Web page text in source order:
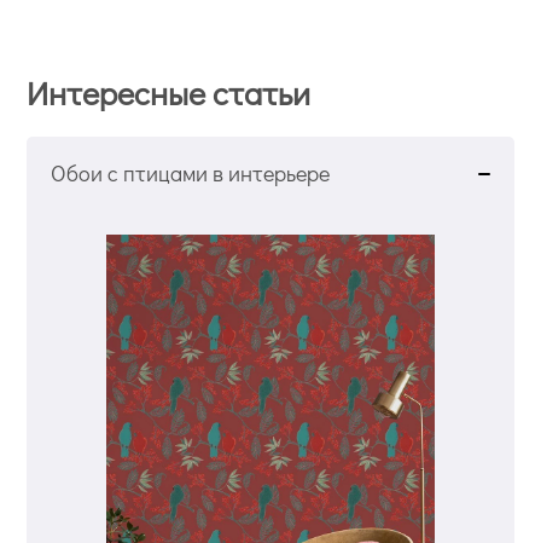
Интересные статьи
Обои с птицами в интерьере